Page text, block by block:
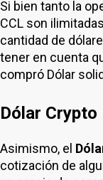
Si bien tanto la
CCL son
cantidad de
tener en cuenta
compró Dólar
Dólar Crypto
Asimismo, el
cotización de